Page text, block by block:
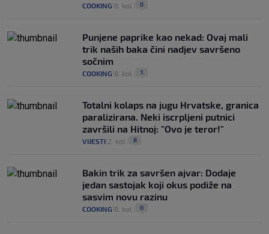
COOKING 8. kol. 0
Punjene paprike kao nekad: Ovaj mali
trik naših baka čini nadjev savršeno
sočnim
COOKING 8. kol. 1
Totalni kolaps na jugu Hrvatske, granica
paralizirana. Neki iscrpljeni putnici
završili na Hitnoj: "Ovo je teror!"
VIJESTI 2. kol. 8
Bakin trik za savršen ajvar: Dodaje
jedan sastojak koji okus podiže na
sasvim novu razinu
COOKING 8. kol. 0